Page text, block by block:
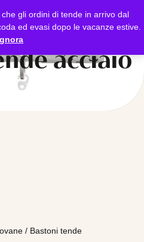
gli ordini di tende in arrivo dal
ed evasi dopo le vacanze estive.
acciaio
/ Bastoni tende